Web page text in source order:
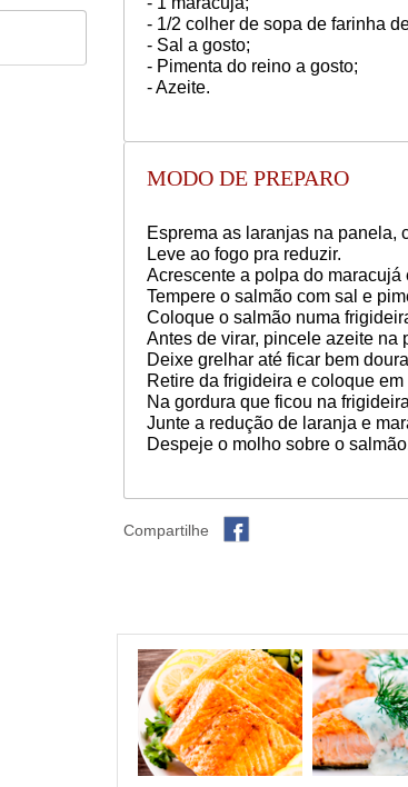
- 1/2 colher de sopa de farinha
- Sal a gosto;
- Pimenta do reino a gosto;
- Azeite.
MODO DE PREPARO
Esprema as laranjas na panela,
Leve ao fogo pra reduzir.
Acrescente a polpa do
Tempere o salmão com sal e
Coloque o salmão numa
Antes de virar, pincele azeite na
Deixe grelhar até ficar bem
Retire da frigideira e coloque
Na gordura que ficou na
Junte a redução de laranja e
Despeje o molho sobre o
Compartilhe